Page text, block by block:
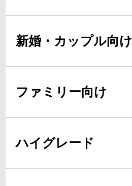
新婚・カップル向け
ファミリー向け
ハイグレード